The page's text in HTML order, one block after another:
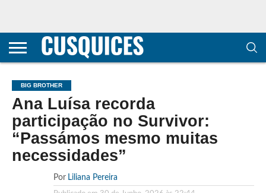
CONTACTOS
HOME
POLÍTICA DE
E COOKIES
SOBRE
TERMOS E
TRANSPARÊNCIA
METODOLOGIA
BIG BROTHER
Ana Luísa recorda
participação no Survivor:
“Passámos mesmo muitas
necessidades”
Por Liliana Pereira